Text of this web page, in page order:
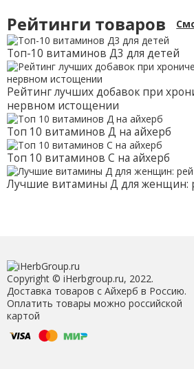
Рейтинги товаров
Топ-10 витаминов Д3 для детей
Рейтинг лучших добавок при
нервном истощении
Топ 10 витаминов Д на айхерб
Топ 10 витаминов С на айхерб
Лучшие витамины Д для женщин:
Copyright © iHerbgroup.ru, 2022.
Доставка товаров с Айхерб в Россию.
Оплатить товары можно российской
картой